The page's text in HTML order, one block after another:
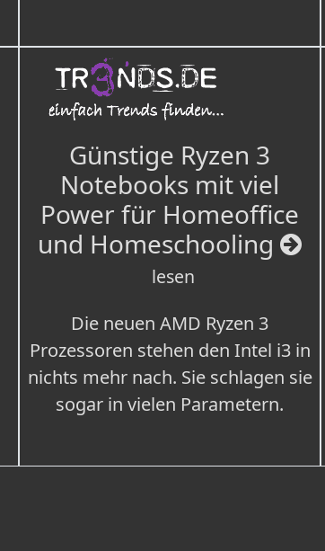
Günstige Ryzen 3
Notebooks mit viel
Power für Homeoffice
und Homeschooling
lesen
Die neuen AMD Ryzen 3
Prozessoren stehen den Intel i3 in
nichts mehr nach. Sie schlagen sie
sogar in vielen Parametern.